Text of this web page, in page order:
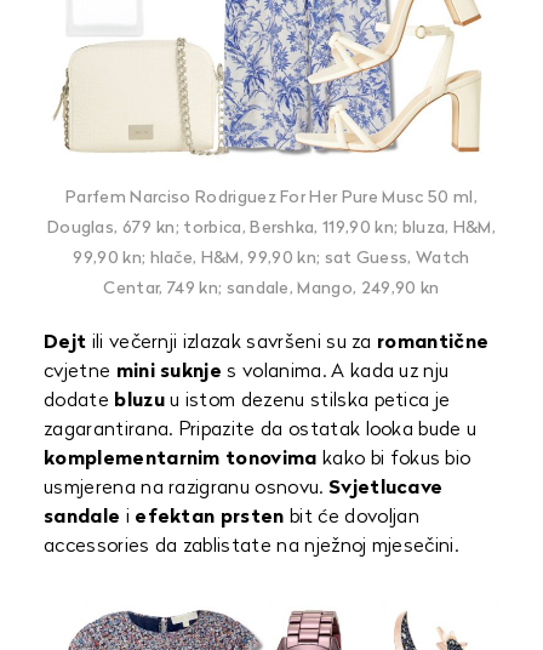
Parfem Narciso Rodriguez For Her Pure Musc 50 ml,
Douglas, 679 kn; torbica, Bershka, 119,90 kn; bluza, H&M,
99,90 kn; hlače, H&M, 99,90 kn; sat Guess, Watch
Centar, 749 kn; sandale, Mango, 249,90 kn
Dejt ili večernji izlazak savršeni su za romantične
cvjetne mini suknje s volanima. A kada uz nju
dodate bluzuu istom dezenu stilska petica je
zagarantirana. Pripazite da ostatak looka bude u
komplementarnim tonovima kako bi fokus bio
usmjerena na razigranu osnovu. Svjetlucave
sandale i efektan prsten bit će dovoljan
accessories da zablistate na nježnoj mjesečini.